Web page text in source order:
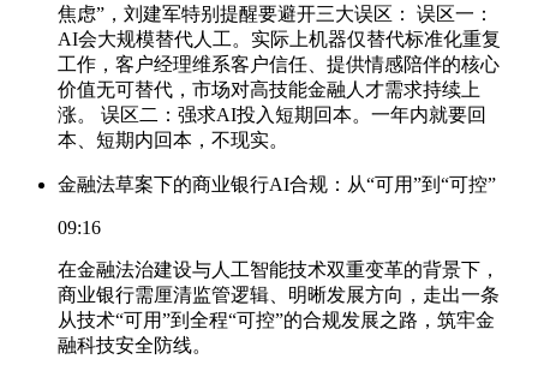
焦虑”，刘建军特别提醒要避开三大误区： 误区一：
AI会大规模替代人工。实际上机器仅替代标准化重复
工作，客户经理维系客户信任、提供情感陪伴的核心
价值无可替代，市场对高技能金融人才需求持续上
涨。 误区二：强求AI投入短期回本。一年内就要回
本、短期内回本，不现实。
金融法草案下的商业银行AI合规：从“可用”到“可控”
09:16
在金融法治建设与人工智能技术双重变革的背景下，
商业银行需厘清监管逻辑、明晰发展方向，走出一条
从技术“可用”到全程“可控”的合规发展之路，筑牢金
融科技安全防线。